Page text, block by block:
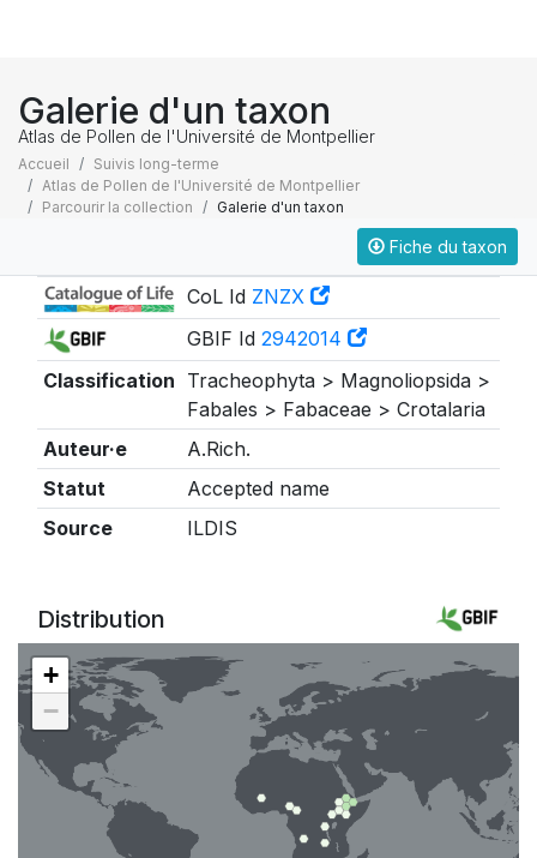
Galerie d'un taxon
Atlas de Pollen de l'Université de Montpellier
Accueil
Suivis long-terme
Atlas de Pollen de l'Université de Montpellier
Parcourir la collection
Galerie d'un taxon
Fiche du taxon
CoL Id ZNZX
GBIF Id 2942014
Classification Tracheophyta > Magnoliopsida >
Fabales > Fabaceae > Crotalaria
Auteur·e
A.Rich.
Statut
Accepted name
Source
ILDIS
Distribution
+
−